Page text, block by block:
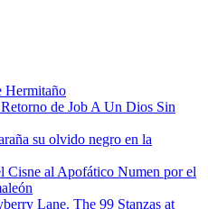
Hermitaño
de Job A Un Dios Sin
su olvido negro en la
Cisne al Apofático Numen por el
Lane. The 99 Stanzas at